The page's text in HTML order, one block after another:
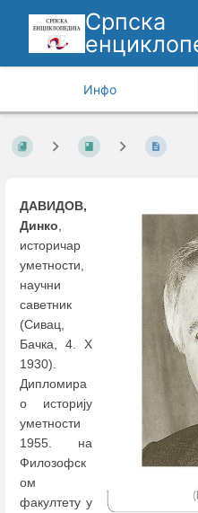
Српска
Инфо
ДАВИДОВ,
Динко,
историчар
уметности,
научни
саветник
(Сивац,
Бачкa, 4. Х
1930).
Дипломира
о историју
уметности
1955. на
Филозофск
ом
факултету у